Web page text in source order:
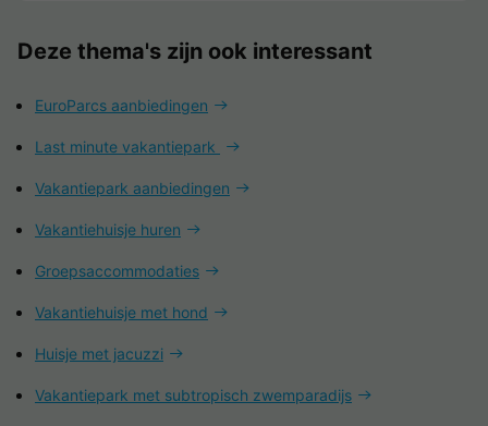
Deze thema's zijn ook interessant
EuroParcs aanbiedingen
Last minute vakantiepark
Vakantiepark aanbiedingen
Vakantiehuisje huren
Groepsaccommodaties
Vakantiehuisje met hond
Huisje met jacuzzi
Vakantiepark met subtropisch zwemparadijs